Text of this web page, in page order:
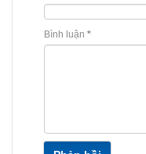
Bình luận *